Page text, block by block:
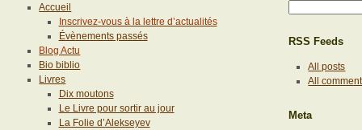
Accueil
Inscrivez-vous à la lettre d’actualités
Évènements passés
Blog Actu
Bio biblio
Livres
Dix moutons
Le Livre pour sortir au jour
La Folie d’Alekseyev
RSS Feeds
All posts
All
Meta